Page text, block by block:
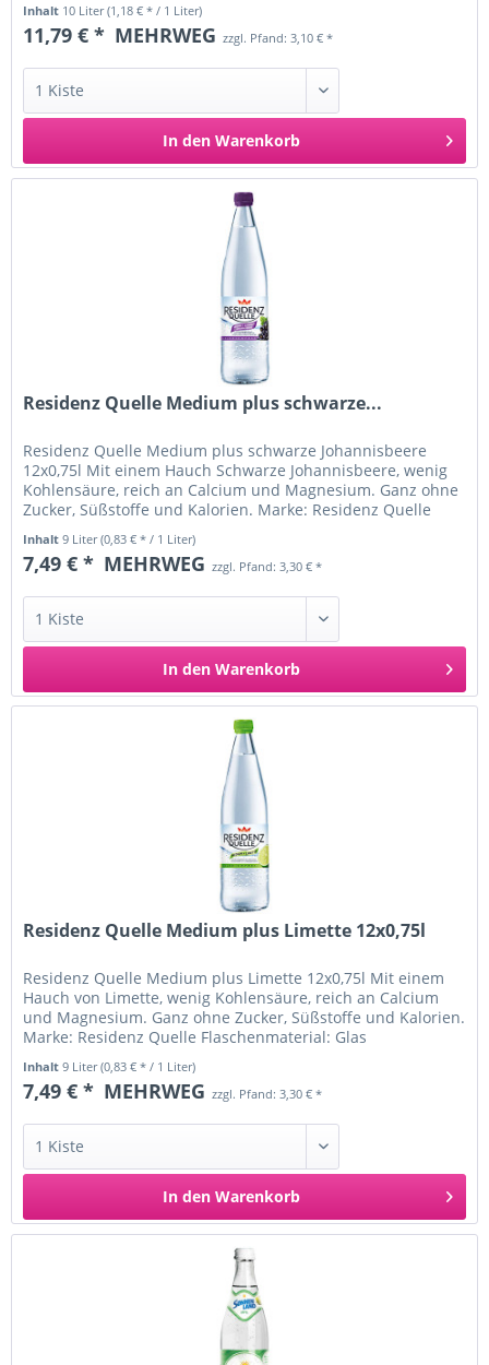
Inhalt 10 Liter(1,18 € * / 1 Liter)
11,79 € * MEHRWEG zzgl. Pfand: 3,10 € *
In den Warenkorb
Residenz Quelle Medium plus schwarze...
Residenz Quelle Medium plus schwarze Johannisbeere
12x0,75l Mit einem Hauch Schwarze Johannisbeere, wenig
Kohlensäure, reich an Calcium und Magnesium. Ganz ohne
Zucker, Süßstoffe und Kalorien. Marke: Residenz Quelle
Inhalt9 Liter(0,83 € * / 1 Liter)
7,49 € * MEHRWEG zzgl. Pfand: 3,30 € *
In den Warenkorb
Residenz Quelle Medium plus Limette 12x0,75l
Residenz Quelle Medium plus Limette 12x0,75l Mit einem
Hauch von Limette, wenig Kohlensäure, reich an Calcium
und Magnesium. Ganz ohne Zucker, Süßstoffe und Kalorien.
Marke: Residenz Quelle Flaschenmaterial: Glas
Inhalt9 Liter(0,83 € * / 1 Liter)
7,49 € * MEHRWEG zzgl. Pfand: 3,30 € *
In den Warenkorb